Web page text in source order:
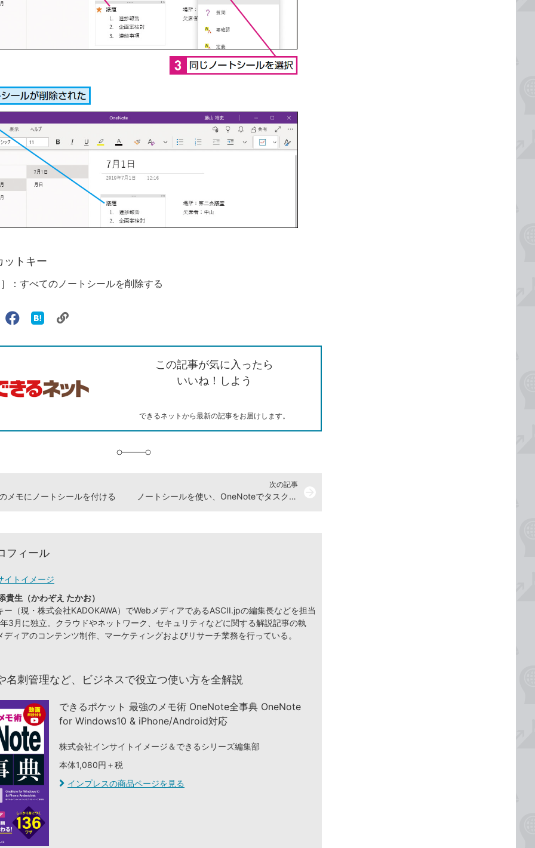
ットキー
：すべてのノートシールを削除する
する
旧
Facebook
シ
な
マ
ー
追
ク
ピ
ー
この記事が気に入ったら
いいね！しよう
できるネットから最新の記事をお届けします。
メモにノートシールを付ける
次の記事
ノートシールを使い、OneNoteでタスクを管理する
フィール
イトイメージ
貴生（かわぞえ たかお）
ー（現・株式会社KADOKAWA）でWebメディアであるASCII.jpの編集長などを担当
3月に独立。クラウドやネットワーク、セキュリティなどに関する解説記事の執
ディアのコンテンツ制作、マーケティングおよびリサーチ業務を行っている。
名刺管理など、ビジネスで役立つ使い方を全解説
できるポケット 最強のメモ術 OneNote全事典 OneNote
for Windows10 & iPhone/Android対応
株式会社インサイトイメージ＆できるシリーズ編集部
本体1,080円＋税
インプレスの商品ページを見る